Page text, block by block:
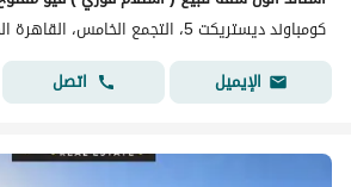
كومباوند ديستريكت 5، التجمع الخامس، القاهرة الجديدة، القاهرة
الإيميل
اتصل